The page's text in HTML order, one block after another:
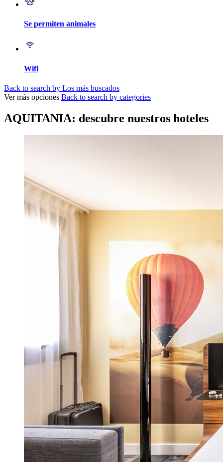
Se permiten animales
Wifi
Back to search by Los más buscados
Ver más opciones Back to search by categories
AQUITANIA: descubre nuestros hoteles